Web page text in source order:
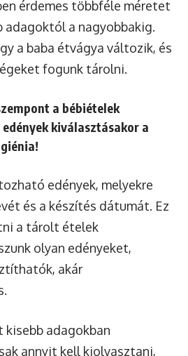
érdemes többféle méretet
adagoktól a nagyobbakig.
a baba étvágya változik, és
fogunk tárolni.
a bébiételek
kiválasztásakor a
edények, melyekre
és a készítés dátumát. Ez
a tárolt ételek
olyan edényeket,
akár
adagokban
annyit kell kiolvasztani,